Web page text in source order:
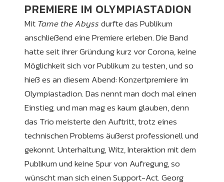
PREMIERE IM OLYMPIASTADION
MitTame the Abyssdurfte das Publikum
anschließend eine Premiere erleben. Die Band
hatte seit ihrer Gründung kurz vor Corona, keine
Möglichkeit sich vor Publikum zu testen, und so
hieß es an diesem Abend: Konzertpremiere im
Olympiastadion. Das nennt man doch mal einen
Einstieg, und man mag es kaum glauben, denn
das Trio meisterte den Auftritt, trotz eines
technischen Problems äußerst professionell und
gekonnt. Unterhaltung, Witz, Interaktion mit dem
Publikum und keine Spur von Aufregung, so
wünscht man sich einen Support-Act. Georg